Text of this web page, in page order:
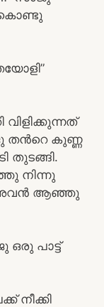
കൊണ്ടു
വിളിക്കുന്നത്
തൻറെ കുണ്ണ
തുടങ്ങി.
നിന്നു
അവൻ ആഞ്ഞു
ഒരു പാട്ട്
നീക്കി